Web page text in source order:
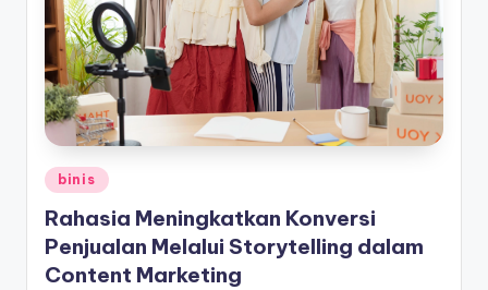
Posted
binis
Rahasia Meningkatkan Konversi
Penjualan Melalui Storytelling dalam
Content Marketing